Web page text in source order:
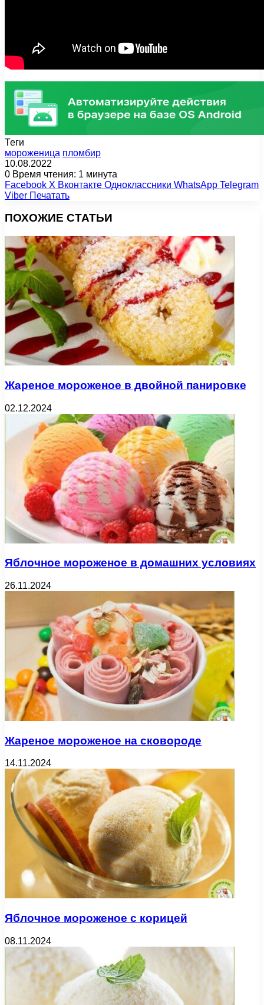
Теги
мороженица пломбир
10.08.2022
0 Время чтения: 1 минута
Facebook X Вконтакте Одноклассники WhatsApp Telegram
Viber Печатать
ПОХОЖИЕ СТАТЬИ
Жареное мороженое в двойной панировке
02.12.2024
Яблочное мороженое в домашних условиях
26.11.2024
Жареное мороженое на сковороде
14.11.2024
Яблочное мороженое с корицей
08.11.2024